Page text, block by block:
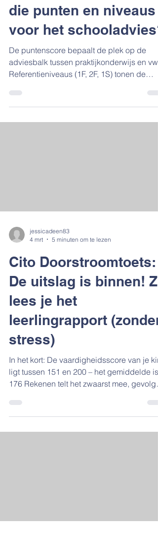
die punten en niveaus
voor het schooladvies?
De puntenscore bepaalt de plek op de
adviesbalk tussen praktijkonderwijs en
Referentieniveaus (1F, 2F, 1S) tonen de
vergelijking op percentages is onmogelijk
door het adaptieve karakter. Een hogere
toetsscore verplicht de school tot
jessicadeen83
4 mrt
5 minuten om te lezen
Cito Doorstroomtoets:
De uitslag is binnen! Zo
lees je het
leerlingrapport (zonder
stress)
In het kort: De vaardigheidsscore van je
ligt tussen 151 en 200 – het gemiddelde is
176 Rekenen telt het zwaarst mee, gevolgd
toetsadvies kan het schooladvies alleen
verhogen, niet verlagen Referentieniveaus
(1F, 2F, 1S) geven aan of je kind klaar is